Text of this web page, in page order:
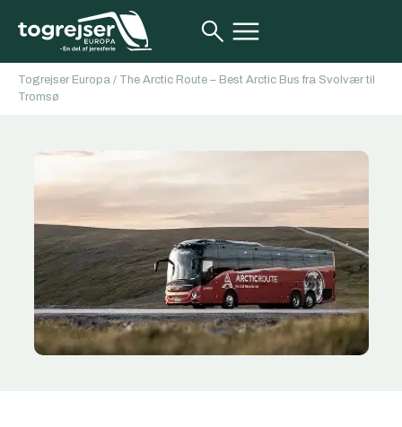
Togrejser Europa / The Arctic Route – Best Arctic Bus fra Svolvær til
Tromsø